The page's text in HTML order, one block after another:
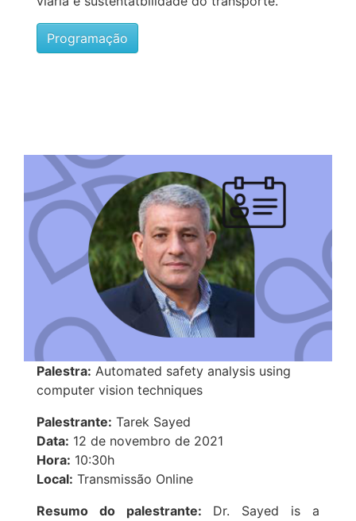
Programação
Palestra: Automated safety analysis using
computer vision techniques
Palestrante: Tarek Sayed
Data: 12 de novembro de 2021
Hora: 10:30h
Local: Transmissão Online
Resumo do palestrante: Dr. Sayed is a